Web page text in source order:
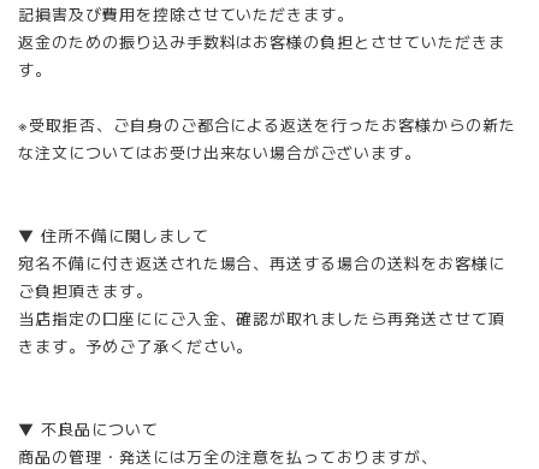
記損害及び費用を控除させていただきます。
返金のための振り込み手数料はお客様の負担とさせていただきま
す。
※受取拒否、ご自身のご都合による返送を行ったお客様からの新た
な注文についてはお受け出来ない場合がございます。
▼ 住所不備に関しまして
宛名不備に付き返送された場合、再送する場合の送料をお客様に
ご負担頂きます。
当店指定の口座ににご入金、確認が取れましたら再発送させて頂
きます。予めご了承ください。
▼ 不良品について
商品の管理・発送には万全の注意を払っておりますが、